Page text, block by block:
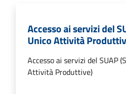
Accesso ai servizi del
Unico Attività
Accesso ai servizi del SUAP
Attività Produttive)